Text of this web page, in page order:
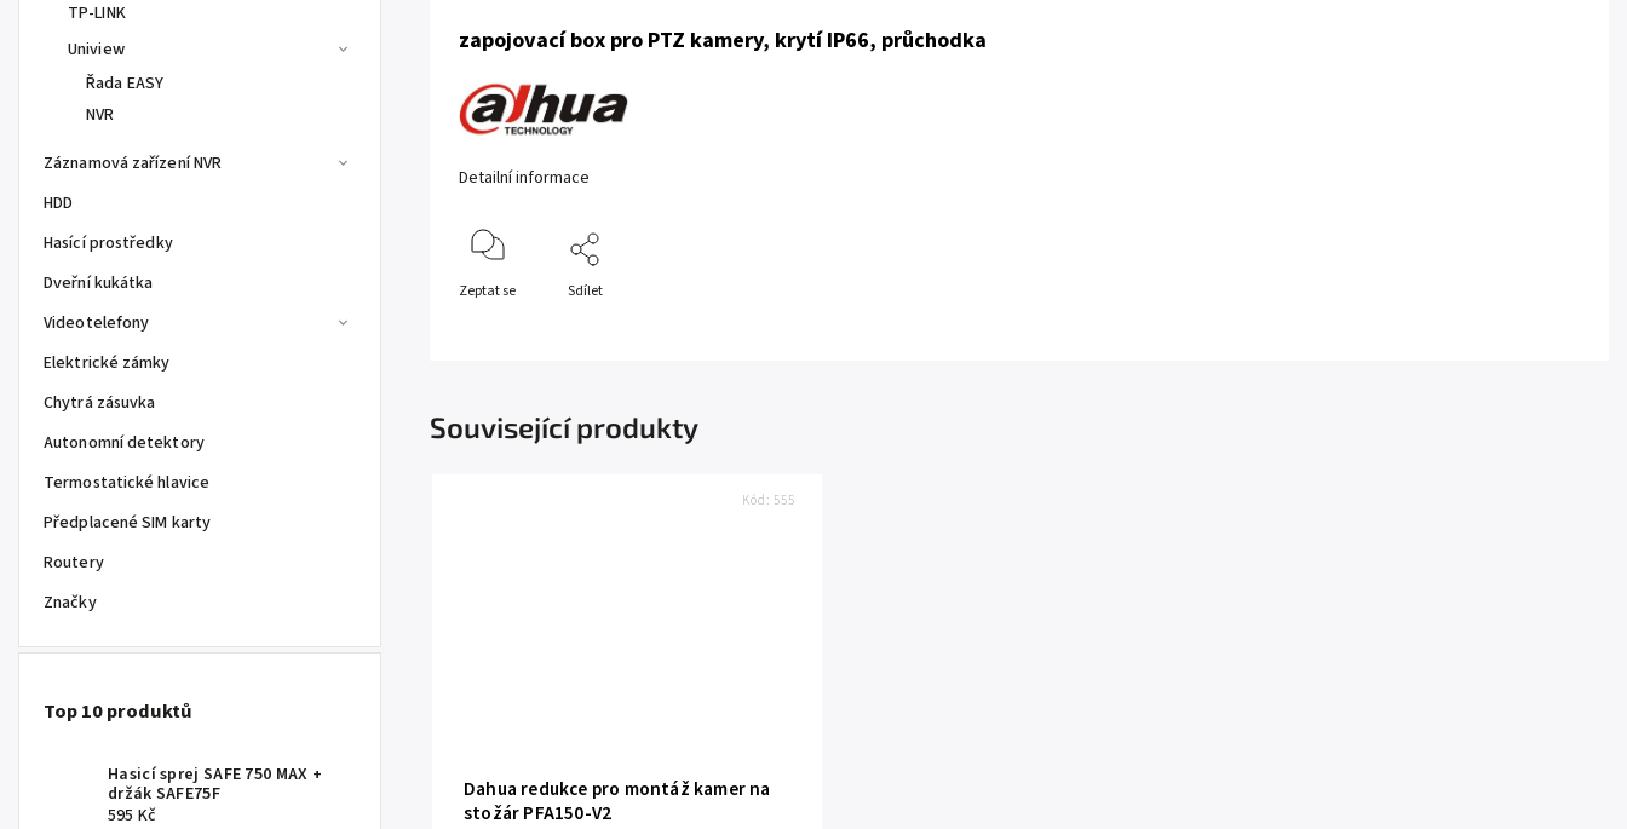
TP-LINK
Uniview
Řada EASY
NVR
Záznamová zařízení NVR
HDD
Hasící prostředky
Dveřní kukátka
Videotelefony
Elektrické zámky
Chytrá zásuvka
Autonomní detektory
Termostatické hlavice
Předplacené SIM karty
Routery
Značky
Top 10 produktů
Hasicí sprej SAFE 750 MAX +
držák SAFE75F
595 Kč
zapojovací box pro PTZ kamery, krytí IP66, průchodka
Detailní informace
Zeptat se Sdílet
Související produkty
Dahua redukce pro montáž kamer na
stožár PFA150-V2
Kód: 555